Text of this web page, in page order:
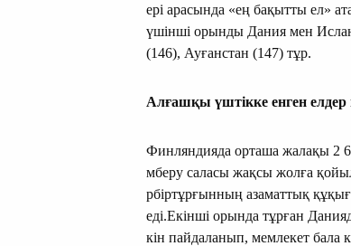
ері арасында «ең бақытты ел»
үшінші орынды Дания мен
(146), Ауғанстан (147) тұр.
Алғашқы үштікке енген елдер
Финляндияда орташа жалақы 2
мберу саласы жақсы жолға
рбіртұрғынның азаматтық
еді.Екінші орында тұрған
кін пайдаланып, мемлекет